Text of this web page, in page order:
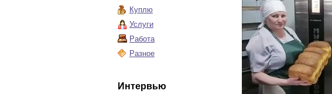
Куплю
Услуги
Работа
Разное
Интервью